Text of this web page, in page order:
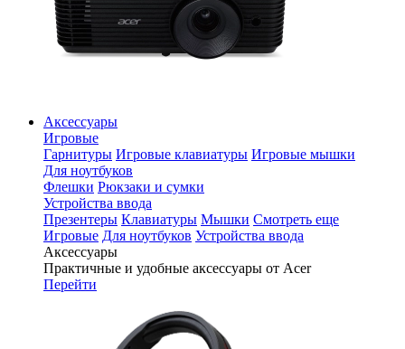
Аксессуары
Игровые
Гарнитуры Игровые клавиатуры Игровые мышки
Для ноутбуков
Флешки Рюкзаки и сумки
Устройства ввода
Презентеры Клавиатуры Мышки Смотреть еще
Игровые Для ноутбуков Устройства ввода
Аксессуары
Практичные и удобные аксессуары от Acer
Перейти